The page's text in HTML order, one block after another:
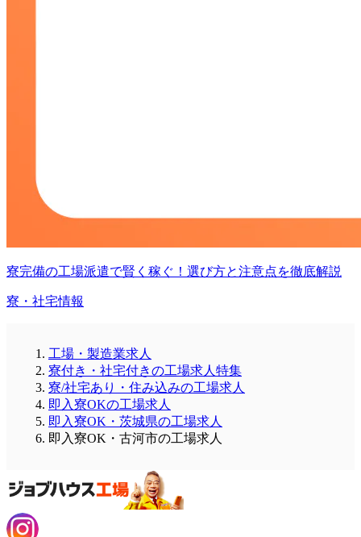
寮完備の工場派遣で賢く稼ぐ！選び方と注意点を徹底解説
寮・社宅情報
工場・製造業求人
寮付き・社宅付きの工場求人特集
寮/社宅あり・住み込みの工場求人
即入寮OKの工場求人
即入寮OK・茨城県の工場求人
即入寮OK・古河市の工場求人